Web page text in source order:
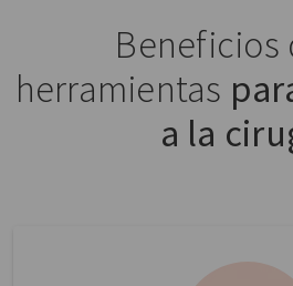
Beneficios
herramientas
a la